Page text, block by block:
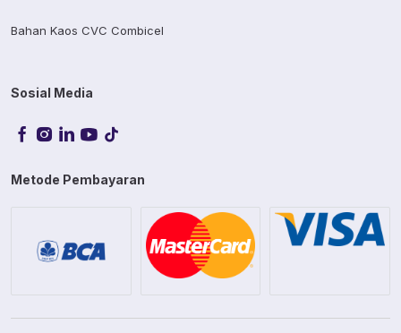
Bahan Kaos CVC Combicel
Sosial Media
Metode Pembayaran